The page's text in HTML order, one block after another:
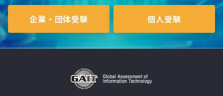
企業・団体受験 個人受験